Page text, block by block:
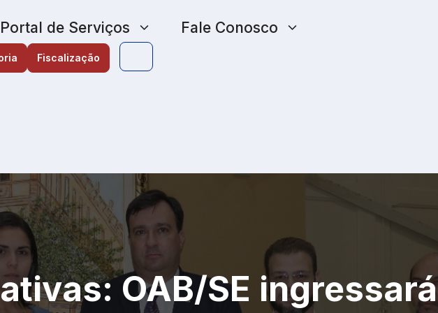
Portal de Serviços Fale Conosco
Fiscalização
OAB/SE ingressará